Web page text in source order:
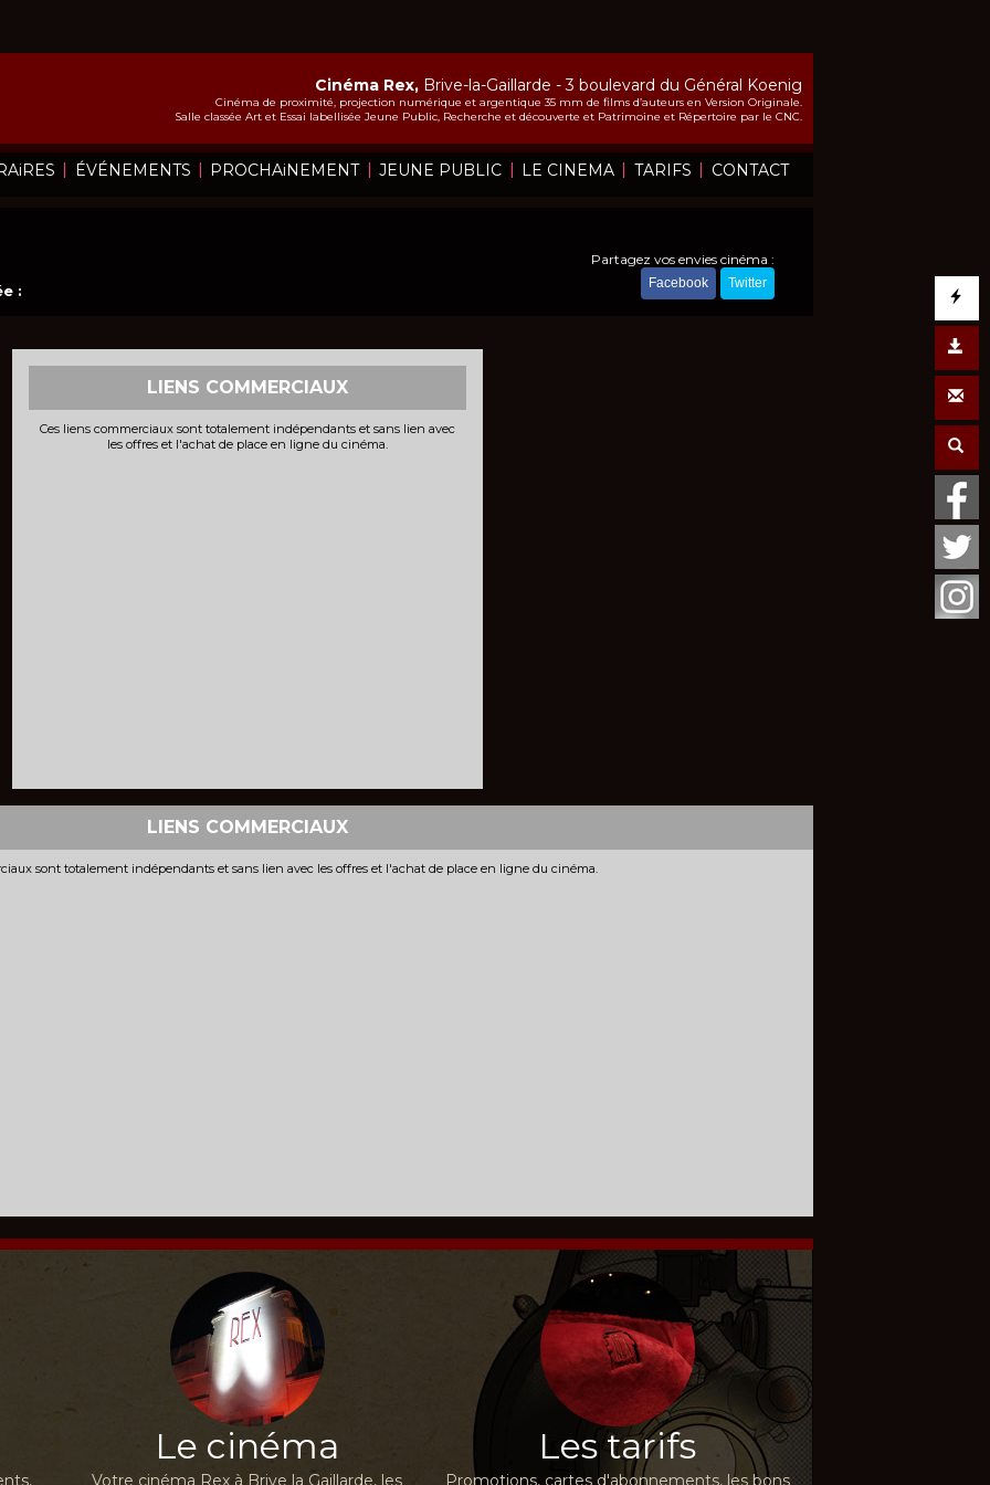
| ÉVÉNEMENTS | PROCHAiNEMENT | JEUNE PUBLIC | LE CINEMA | TARIFS | CONTACT
Cinéma Rex, Brive-la-Gaillarde - 3 boulevard du Général Koenig
Cinéma de proximité, projection numérique et argentique 35 mm de films d’auteurs en Version Originale.
Salle classée Art et Essai labellisée Jeune Public, Recherche et découverte et Patrimoine et Répertoire par le CNC.
:
Partagez vos envies cinéma :
Facebook Twitter
LIENS COMMERCIAUX
Ces liens commerciaux sont totalement indépendants et sans lien avec
les offres et l'achat de place en ligne du cinéma.
LIENS COMMERCIAUX
sont totalement indépendants et sans lien avec les offres et l'achat de place en ligne du cinéma.
Le cinéma
Votre cinéma Rex à Brive la Gaillarde, les
Les tarifs
Promotions, cartes d'abonnements, les bons